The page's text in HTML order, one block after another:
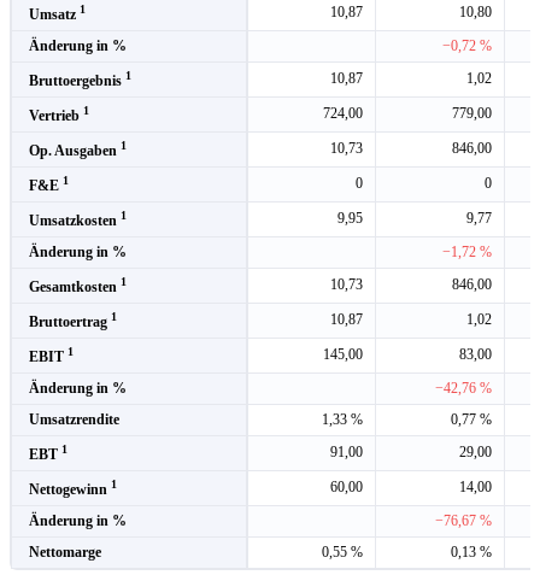
Umsatz 1 10,87
10,80
Änderung in %
−0,72 %
Bruttoergebnis 1 10,87 1,02
Vertrieb 1 724,00 779,00
Op. Ausgaben 1 10,73 846,00
F&E 1 0 0
Umsatzkosten 1 9,95
9,77
Änderung in %
−1,72 %
Gesamtkosten 1 10,73 846,00
Bruttoertrag 1 10,87 1,02
EBIT 1 145,00
83,00
Änderung in %
−42,76 %
Umsatzrendite
1,33 % 0,77 %
EBT 1 91,00 29,00
Nettogewinn 1 60,00
14,00
Änderung in %
−76,67 %
Nettomarge
0,55 % 0,13 %